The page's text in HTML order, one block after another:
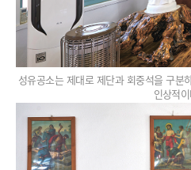
성유공소는 제대로 제단과 회중석을 구분
인상적